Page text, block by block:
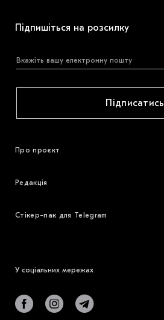
Підпишіться на розсилку
Підписатись
Про проєкт
Редакція
Стікер-пак для Telegram
У соціальних мережах